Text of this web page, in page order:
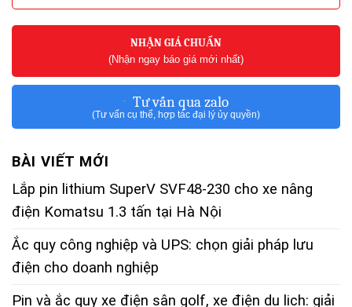
NHẬN GIÁ CHUẨN
(Nhận ngay báo giá mới nhất)
Tư vấn qua zalo
(Tư vấn cụ thể, hợp tác đại lý ủy quyền)
BÀI VIẾT MỚI
Lắp pin lithium SuperV SVF48-230 cho xe nâng
điện Komatsu 1.3 tấn tại Hà Nội
Ắc quy công nghiệp và UPS: chọn giải pháp lưu
điện cho doanh nghiệp
Pin và ắc quy xe điện sân golf, xe điện du lịch: giải